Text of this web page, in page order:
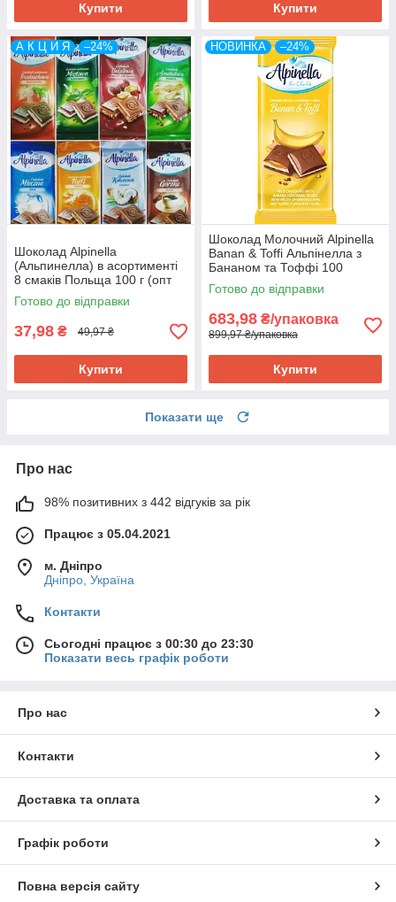
Купити Купити
А К Ц И Я –24%
Шоколад Alpinella
(Альпинелла) в асортименті
8 смаків Польща 100 г (опт
24 шт)
Готово до відправки
37,98 ₴ 49,97 ₴
Купити
НОВИНКА –24%
Шоколад Молочний Alpinella
Banan & Toffi Альпінелла з
Бананом та Тоффі 100
г Польща (19 шт/1 уп)
Готово до відправки
683,98 ₴/упаковка
899,97 ₴/упаковка
Купити
Показати ще
Про нас
98% позитивних з 442 відгуків за рік
Працює з 05.04.2021
м. Дніпро
Дніпро, Україна
Контакти
Сьогодні працює з 00:30 до 23:30
Показати весь графік роботи
Про нас
Контакти
Доставка та оплата
Графік роботи
Повна версія сайту